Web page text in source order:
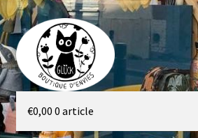
Aller
à
la
navigation
Aller
au
contenu
Galerie
€0,00 0 article